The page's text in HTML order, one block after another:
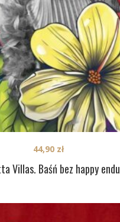
Villas. Baśń bez happy endu
44,90 zł